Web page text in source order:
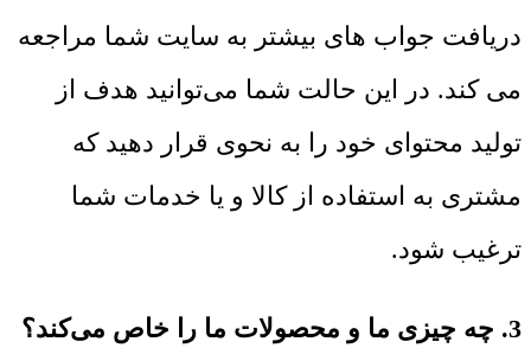
دریافت جواب های بیشتر به سایت شما مراجعه
می کند. در این حالت شما می‌توانید هدف از
تولید محتوای خود را به نحوی قرار دهید که
مشتری به استفاده از کالا و یا خدمات شما
ترغیب شود.
3. چه چیزی ما و محصولات ما را خاص می‌کند؟